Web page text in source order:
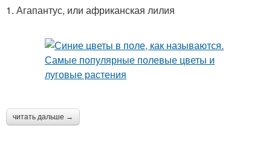
1. Агапантус, или африканская лилия
читать дальше →